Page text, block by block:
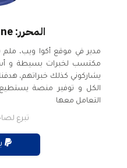
المحرر: Rida Dahhane
مدير في موقع أكوا ويب، ملم
مكتسب لخبرات بسيطة و
يشاركوني كذلك خبراتهم،
الكل و توفير منصة
التعامل معها
تبرع